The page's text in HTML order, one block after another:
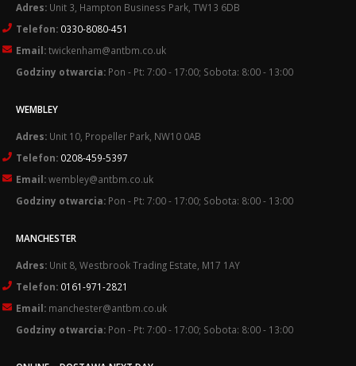
Adres: Unit 3, Hampton Business Park, TW13 6DB
Telefon: 0330-8080-451
Email:twickenham@antbm.co.uk
Godziny otwarcia: Pon - Pt: 7:00 - 17:00; Sobota: 8:00 - 13:00
WEMBLEY
Adres: Unit 10, Propeller Park, NW10 0AB
Telefon: 0208-459-5397
Email:wembley@antbm.co.uk
Godziny otwarcia: Pon - Pt: 7:00 - 17:00; Sobota: 8:00 - 13:00
MANCHESTER
Adres: Unit 8, Westbrook Trading Estate, M17 1AY
Telefon: 0161-971-2821
Email: manchester@antbm.co.uk
Godziny otwarcia: Pon - Pt: 7:00 - 17:00; Sobota: 8:00 - 13:00